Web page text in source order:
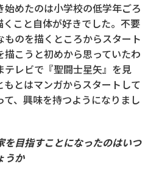
めたのは小学校の低学年ごろ
こと自体が好きでした。不要
のを描くところからスタート
描こうと初めから思っていたわ
テレビで『聖闘士星矢』を見
とはマンガからスタートして
て、興味を持つようになりまし
目指すことになったのはいつ
うか